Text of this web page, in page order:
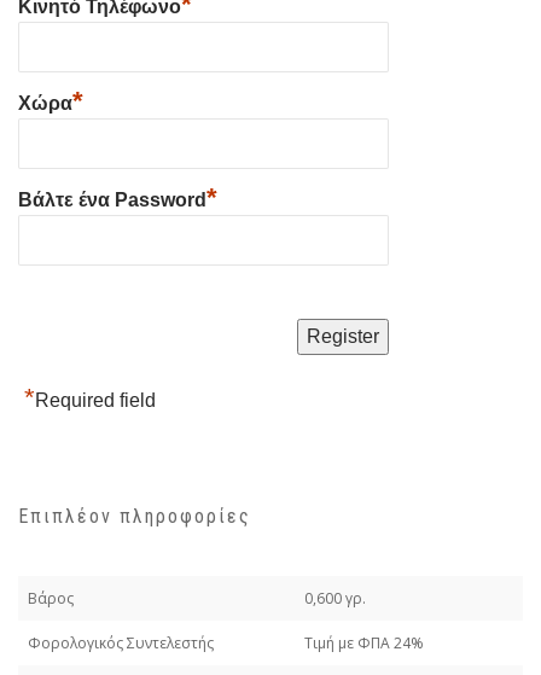
Κινητό Τηλέφωνο
Χώρα*
Βάλτε ένα Password*
*Required field
Επιπλέον πληροφορίες
Βάρος 0,600 γρ.
Φορολογικός Συντελεστής Τιμή με ΦΠΑ 24%